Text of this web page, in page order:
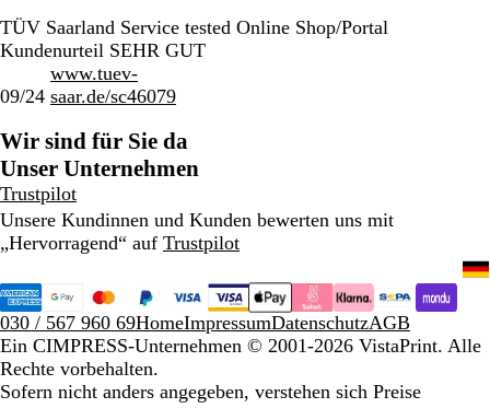
TÜV Saarland Service tested Online Shop/Portal
Kundenurteil SEHR GUT
09/24
www.tuev-
saar.de/sc46079
Wir sind für Sie da
Unser Unternehmen
Trustpilot
Unsere Kundinnen und Kunden bewerten uns mit
„Hervorragend“ auf Trustpilot
030 / 567 960 69HomeImpressumDatenschutzAGB
Ein CIMPRESS-Unternehmen © 2001-2026 VistaPrint. Alle
Rechte vorbehalten.
Sofern nicht anders angegeben, verstehen sich Preise